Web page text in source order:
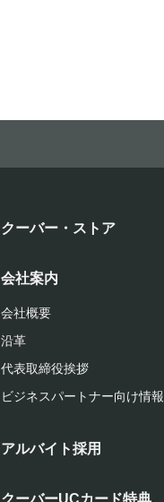
クーバー・ストア
会社案内
会社概要
沿革
代表取締役挨拶
ビジネスパートナー向け情報
アルバイト採用
クーバーUCカード特典